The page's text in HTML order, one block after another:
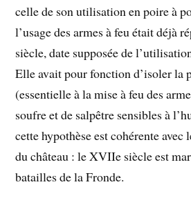
celle de son utilisation en poire à
l’usage des armes à feu était déjà
siècle, date supposée de
Elle avait pour fonction d’isoler la
(essentielle à la mise à feu des
soufre et de salpêtre sensibles à
cette hypothèse est cohérente
du château : le XVIIe siècle est
batailles de la Fronde.